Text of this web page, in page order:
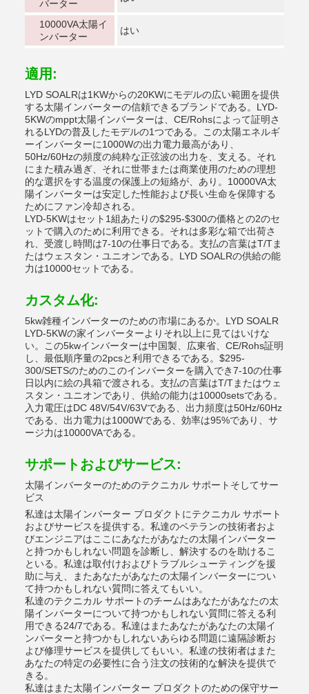
バーター
10000VA太陽イ
ンバーター
はい
適用:
LYD SOALRは1KWからの20KWにモデルの広い範囲を提供
する太陽インバーターの信頼できるブランドである。LYD-
5KWのmppt太陽インバーターは、CE/Rohsによって証明さ
れるLYDの普及したモデルの1つである。この太陽エネルギ
ーインバーターに1000Wの出力電力最高があり、
50Hz/60Hzの頻度の純粋な正弦波の出力を、支える。それ
にまた積み過ぎ、それに世帯または商業使用のための理想
的な選択をする温度の保護上の短絡が、あり。10000VA太
陽インバーターは安定した性能および長い生命を保障する
ためにファン冷却される。
LYD-5KWはセット1組あたりの$295-$300の価格との2のセ
ットで購入のために利用できる。それは多彩な箱で出荷さ
れ、受渡し時間は7-10の仕事日である。支払の言葉はT/Tま
たはウェスタン・ユニオンである。LYD SOALRの供給の能
力は10000セットである。
カスタム化:
5kw雑種インバーターのための市場にあるか。LYD SOALR
LYD-5KWの家インバーターよりそれ以上に見てはいけな
い。この5kwインバーターは中国製、広東省、CE/Rohs証明
し、最低順序量の2pcsと利用できるである。$295-
300/SETSのためのこのインバーターを購入でき7-10の仕事
日以内に絵の具箱で渡される。支払の言葉はT/Tまたはウェ
スタン・ユニオンであり、供給の能力は10000setsである。
入力電圧はDC 48V/54V/63Vである、出力頻度は50Hz/60Hz
である、出力電力は1000Wである、効率は95%であり、サ
ージ力は10000VAである。
サポートおよびサービス:
太陽インバーターのためのテクニカル サポートそしてサー
ビス
私達は太陽インバーター プロダクトにテクニカル サポート
およびサービスを提供する。私達のベテランの技術者およ
びエンジニアはここにあなたがあなたの太陽インバーター
と持つかもしれない問題を診断し、解決するのを助けるこ
といる。私達は取付けおよびトラブルシューティングを援
助に与え、またあなたがあなたの太陽インバーターについ
て持つかもしれない質問に答えてもいい。
私達のテクニカル サポートのチームはあなたがあなたの太
陽インバーターについて持つかもしれない質問に答える利
用できる24/7である。私達はまたあなたがあなたの太陽イ
ンバーターと持つかもしれないあらゆる問題に遠隔診断お
よび修理サービスを提供してもいい。私達の技術者はまた
あなたの特定の必要性に合う注文の技術的な解決を提供で
きる。
私達はまた太陽インバーター プロダクトのための保守サー